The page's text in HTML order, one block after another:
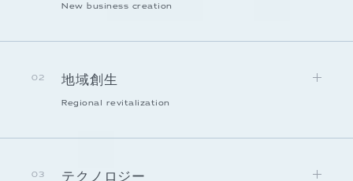
New business creation
02 地域創生
Regional revitalization
03 テクノロジー